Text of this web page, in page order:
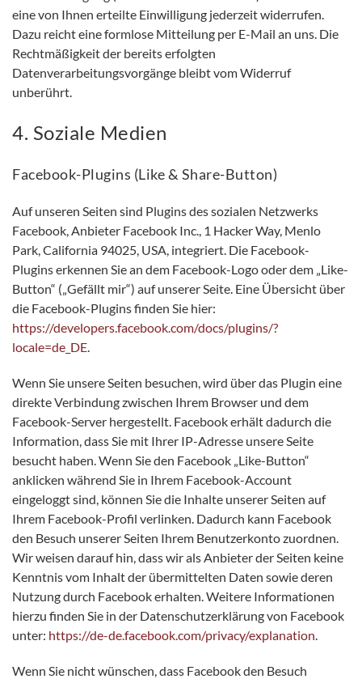
eine von Ihnen erteilte Einwilligung jederzeit widerrufen.
Dazu reicht eine formlose Mitteilung per E-Mail an uns. Die
Rechtmäßigkeit der bereits erfolgten
Datenverarbeitungsvorgänge bleibt vom Widerruf
unberührt.
4. Soziale Medien
Facebook-Plugins (Like & Share-Button)
Auf unseren Seiten sind Plugins des sozialen Netzwerks
Facebook, Anbieter Facebook Inc., 1 Hacker Way, Menlo
Park, California 94025, USA, integriert. Die Facebook-
Plugins erkennen Sie an dem Facebook-Logo oder dem „Like-
Button“ („Gefällt mir“) auf unserer Seite. Eine Übersicht über
die Facebook-Plugins finden Sie hier:
https://developers.facebook.com/docs/plugins/?
locale=de_DE.
Wenn Sie unsere Seiten besuchen, wird über das Plugin eine
direkte Verbindung zwischen Ihrem Browser und dem
Facebook-Server hergestellt. Facebook erhält dadurch die
Information, dass Sie mit Ihrer IP-Adresse unsere Seite
besucht haben. Wenn Sie den Facebook „Like-Button“
anklicken während Sie in Ihrem Facebook-Account
eingeloggt sind, können Sie die Inhalte unserer Seiten auf
Ihrem Facebook-Profil verlinken. Dadurch kann Facebook
den Besuch unserer Seiten Ihrem Benutzerkonto zuordnen.
Wir weisen darauf hin, dass wir als Anbieter der Seiten keine
Kenntnis vom Inhalt der übermittelten Daten sowie deren
Nutzung durch Facebook erhalten. Weitere Informationen
hierzu finden Sie in der Datenschutzerklärung von Facebook
unter: https://de-de.facebook.com/privacy/explanation.
Wenn Sie nicht wünschen, dass Facebook den Besuch